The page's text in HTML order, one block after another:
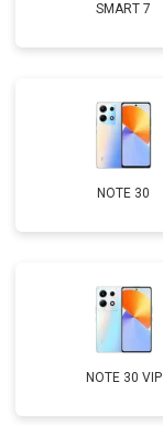
SMART 7
NOTE 30
NOTE 30 VIP